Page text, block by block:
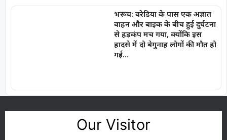
भरूच: वरेडिया के पास एक अज्ञात
वाहन और बाइक के बीच हुई दुर्घटना
से हड़कंप मच गया, क्योंकि इस
हादसे में दो बेगुनाह लोगों की मौत हो
गई…
Our Visitor